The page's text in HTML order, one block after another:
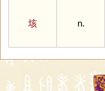
垓 n.